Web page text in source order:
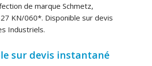
de marque Schmetz,
KN/060*. Disponible sur devis
Industriels.
sur devis instantané